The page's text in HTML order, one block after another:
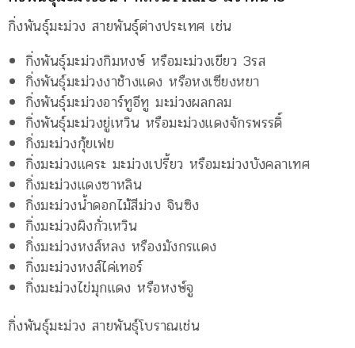
กิ่งพันธุ์มะม่วง สายพันธุ์ต่างประเทศ เช่น
กิ่งพันธุ์มะม่วงกิมหงษ์ หรือมะม่วงเขียว 3รส
กิ่งพันธุ์มะม่วงงาช้างแดง หรือหงเซียงหยา
กิ่งพันธุ์มะม่วงอาร์ทูอีทู มะม่วงผลกลม
กิ่งพันธุ์มะม่วงยู่เหวิน หรือมะม่วงแดงจักรพรรดิ์
กิ่งมะม่วงกุ้ยเฟย
กิ่งมะม่วงแคระ มะม่วงเปรี้ยว หรือมะม่วงบังคลาเทศ
กิ่งมะม่วงแดงซาหลิน
กิ่งมะม่วงน้ำดอกไม้สีม่วง จินซิง
กิ่งมะม่วงผิงกั่วเหวิน
กิ่งมะม่วงหงส์หลง หรืองมังกรแดง
กิ่งมะม่วงหงส์ไค่เทอร์
กิ่งมะม่วงไข่มุกแดง หรือหงษ์จู
กิ่งพันธุ์มะม่วง สายพันธุ์โบราณเช่น